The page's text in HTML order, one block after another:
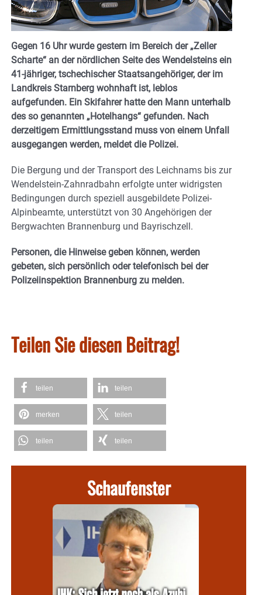
Gegen 16 Uhr wurde gestern im Bereich der „Zeller
Scharte“ an der nördlichen Seite des Wendelsteins ein
41-jähriger, tschechischer Staatsangehöriger, der im
Landkreis Starnberg wohnhaft ist, leblos
aufgefunden. Ein Skifahrer hatte den Mann unterhalb
des so genannten „Hotelhangs“ gefunden. Nach
derzeitigem Ermittlungsstand muss von einem Unfall
ausgegangen werden, meldet die Polizei.
Die Bergung und der Transport des Leichnams bis zur
Wendelstein-Zahnradbahn erfolgte unter widrigsten
Bedingungen durch speziell ausgebildete Polizei-
Alpinbeamte, unterstützt von 30 Angehörigen der
Bergwachten Brannenburg und Bayrischzell.
Personen, die Hinweise geben können, werden
gebeten, sich persönlich oder telefonisch bei der
Polizeiinspektion Brannenburg zu melden.
Teilen Sie diesen Beitrag!
teilen teilen
merken teilen
teilen teilen
Schaufenster